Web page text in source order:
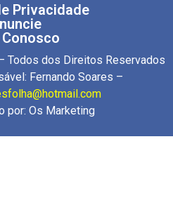
Privacidade
Conosco
Todos dos Direitos Reservados
Fernando Soares –
por: Os Marketing